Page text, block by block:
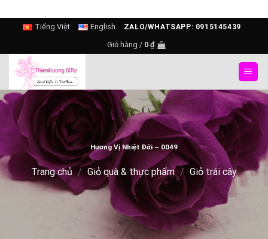
content
Tiếng Việt English ZALO/WHATSAPP: 0915145439
Giỏ hàng / 0 ₫
Hương Vị Nhiệt Đới – 0049
Trang chủ / Giỏ quà & thực phẩm / Giỏ trái cây